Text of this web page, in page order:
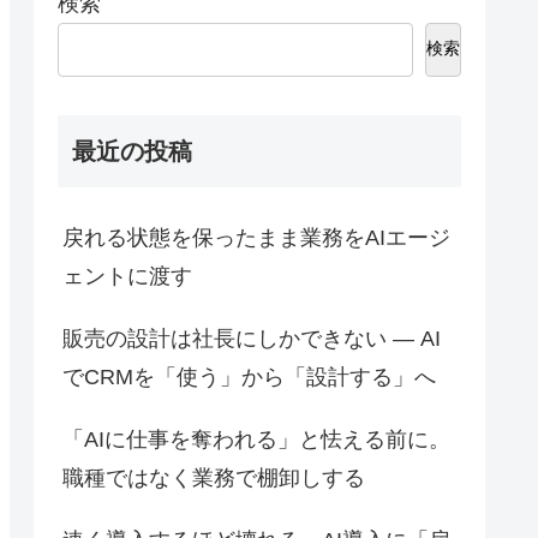
検索
最近の投稿
戻れる状態を保ったまま業務をAIエージ
ェントに渡す
販売の設計は社長にしかできない ― AI
でCRMを「使う」から「設計する」へ
「AIに仕事を奪われる」と怯える前に。
職種ではなく業務で棚卸しする